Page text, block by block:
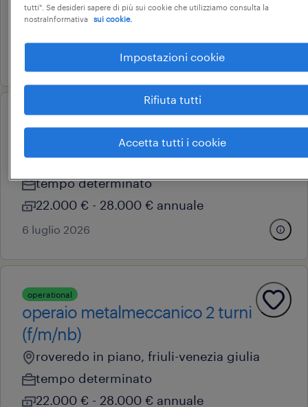
tempo determinato
coltellinaio (f/m/nb)
maniago, friuli-venezia giulia
tempo determinato
22.000 € - 28.000 € annuale
6 luglio 2026
operational
operaio metalmeccanico 2 turni
(f/m/nb)
roveredo in piano, friuli-venezia giulia
tempo determinato
22.000 € - 28.000 € annuale
tutti". Se desideri sapere di più sui cookie che utilizziamo consulta la
nostraInformativa
sui cookie.
Impostazioni cookie
Rifiuta tutti
Accetta tutti i cookie